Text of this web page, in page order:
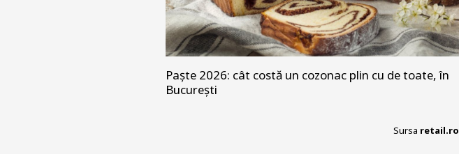
Paște 2026: cât costă un cozonac plin cu de toate, în
București
Sursa retail.ro